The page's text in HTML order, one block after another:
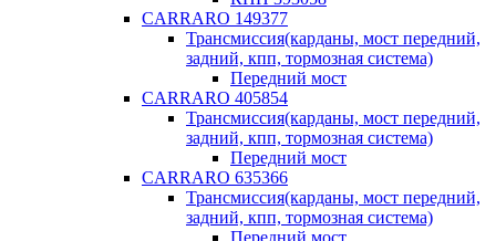
CARRARO 149377
Трансмиссия(карданы, мост передний,
задний, кпп, тормозная система)
Передний мост
CARRARO 405854
Трансмиссия(карданы, мост передний,
задний, кпп, тормозная система)
Передний мост
CARRARO 635366
Трансмиссия(карданы, мост передний,
задний, кпп, тормозная система)
Передний мост